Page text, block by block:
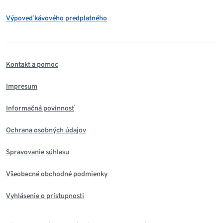
Výpoveď kávového predplatného
Kontakt a pomoc
Impresum
Informačná povinnosť
Ochrana osobných údajov
Spravovanie súhlasu
Všeobecné obchodné podmienky
Vyhlásenie o prístupnosti